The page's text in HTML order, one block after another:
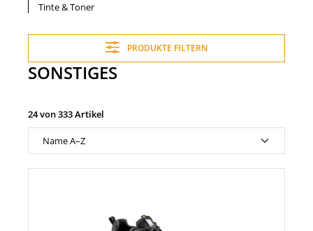
Tinte & Toner
PRODUKTE FILTERN
SONSTIGES
24 von 333 Artikel